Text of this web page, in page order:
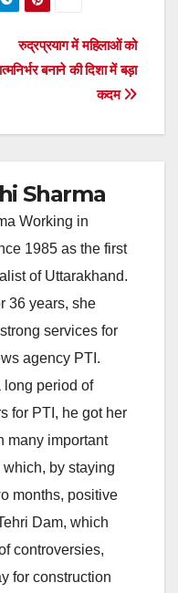
रुद्रप्रयाग में महिलाओं को
बनाने की दिशा में बड़ा
कदम
Sharma
Working in
1985 as the first
of Uttarakhand.
36 years, she
services for
agency PTI.
long period of
for PTI, he got her
many important
by staying
months, positive
Dam, which
controversies,
for construction